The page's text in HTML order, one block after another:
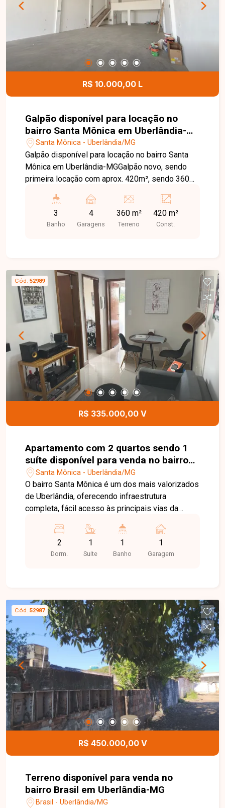
conforto, segurança e bem-estar para toda a
família. Uma excelente oportunidade para
construir a casa dos seus sonhos em um dos
condomínios mais desejados de Uberlândia.
Entre em contato e agende sua visita!
R$ 10.000,00 L
Galpão disponível para locação no
bairro Santa Mônica em Uberlândia-
MGSanta Mônica - Uberlândia/MG
Galpão disponível para locação no bairro Santa
Mônica em Uberlândia-MGGalpão novo, sendo
primeira locação com aprox. 420m², sendo 360
direito de 8 metros, piso usinado, acessibilidade,
porta de aço automática.
3
Banho
4
Garagens
360 m²
Terreno
420 m²
Const.
Cód. 52989
R$ 335.000,00 V
Apartamento com 2 quartos sendo 1
suíte disponível para venda no bairro
Santa Mônica em Uberlândia-MG
Santa Mônica - Uberlândia/MG
O bairro Santa Mônica é um dos mais valorizados
de Uberlândia, oferecendo infraestrutura
completa, fácil acesso às principais vias da
supermercados, escolas, farmácias e diversos
comércios. Uma excelente localização para quem
busca praticidade, conforto e qualidade de vida.
de área privativa, localizado no Edifício Belize,
com ambientes bem distribuídos e funcionais. O
condomínio conta com elevador, proporcionando
mais comodidade e acessibilidade aos
moradores. Entre em contato com a Delta
Imóveis e agende sua visita. Nossa equipe está
pronta para apresentar todos os detalhes deste
imóvel e ajudar você a encontrar a oportunidade
ideal para morar ou investir.
2
Dorm.
1
Suite
1
Banho
1
Garagem
Cód. 52987
R$ 450.000,00 V
Terreno disponível para venda no
bairro Brasil em Uberlândia-MG
Brasil - Uberlândia/MG